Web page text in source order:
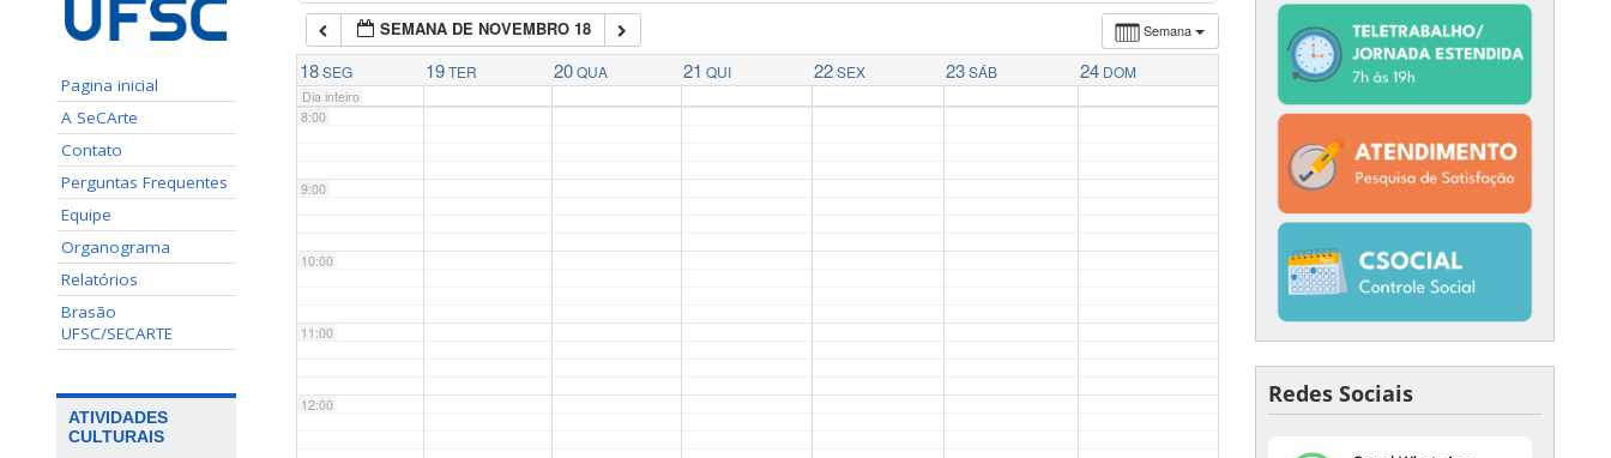
Pagina inicial
A SeCArte
Contato
Perguntas Frequentes
Equipe
Organograma
Relatórios
Brasão
UFSC/SECARTE
ATIVIDADES
CULTURAIS
Semana
SEMANA DE NOVEMBRO 18
18 SEG 19 TER 20 QUA 21 QUI 22 SEX 23 SÁB 24 DOM
Dia inteiro
7:00
8:00
9:00
10:00
11:00
12:00 Redes Sociais